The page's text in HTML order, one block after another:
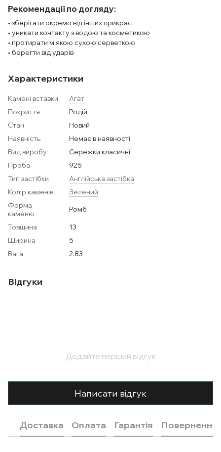
Рекомендації по догляду:
• зберігати окремо від інших прикрас
• уникати контакту з водою та косметикою
• протирати м’якою сухою серветкою
• берегти від ударів
Характеристики
Камені вставки
Агат
Покриття
Родій
Стан
Новий
Наявність
Немає в наявності
Вид виробу
Сережки класичні
Проба
925
Тип застібки
Англійська застібка
Колір каменів
Зелений
Форма
каменю
Ромб
Товщина
13
Ширина
5
Вага
2.83
Відгуки
Додайте перший відгук
Написати відгук
Доставка Оплата Гарантія Повернення